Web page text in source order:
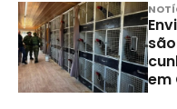
em